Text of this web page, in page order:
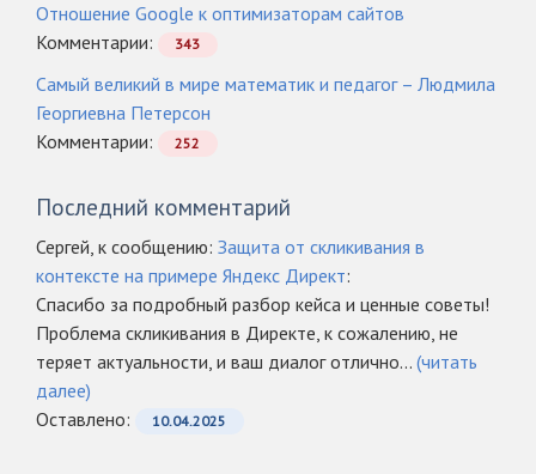
Отношение Google к оптимизаторам сайтов
Комментарии:
343
Самый великий в мире математик и педагог – Людмила
Георгиевна Петерсон
Комментарии:
252
Последний комментарий
Сергей, к сообщению: Защита от скликивания в
контексте на примере Яндекс Директ:
Спасибо за подробный разбор кейса и ценные советы!
Проблема скликивания в Директе, к сожалению, не
теряет актуальности, и ваш диалог отлично... (читать
далее)
Оcтавлено:
10.04.2025